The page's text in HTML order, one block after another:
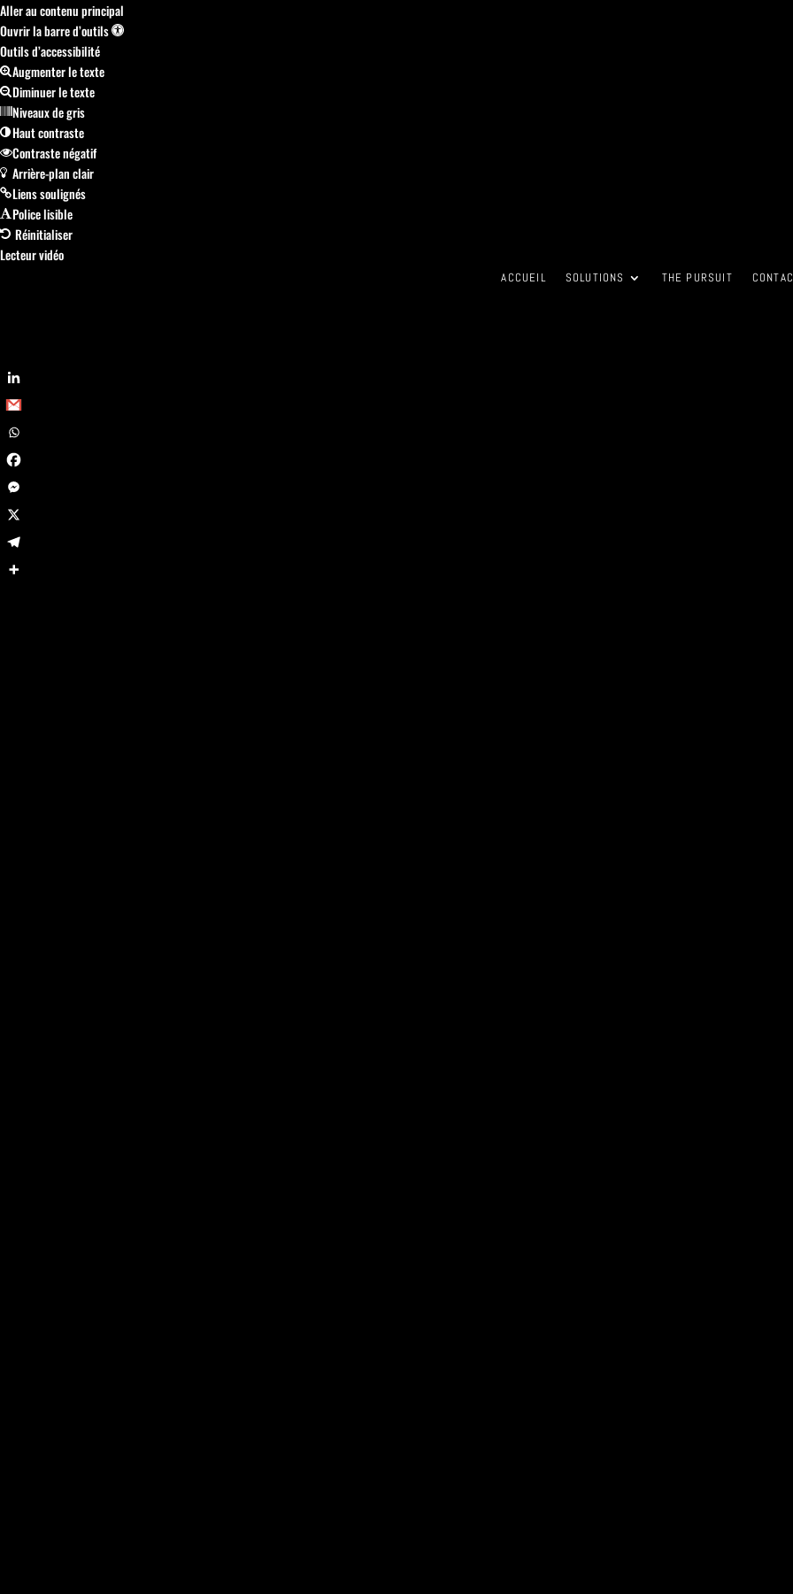
Aller au contenu principal
Ouvrir la barre d’outils
Outils d’accessibilité
Augmenter le texte
Diminuer le texte
Niveaux de gris
Haut contraste
Contraste négatif
Arrière-plan clair
Liens soulignés
Police lisible
Réinitialiser
ACCUEIL SOLUTIONS THE PURSUIT
Lecteur vidéo